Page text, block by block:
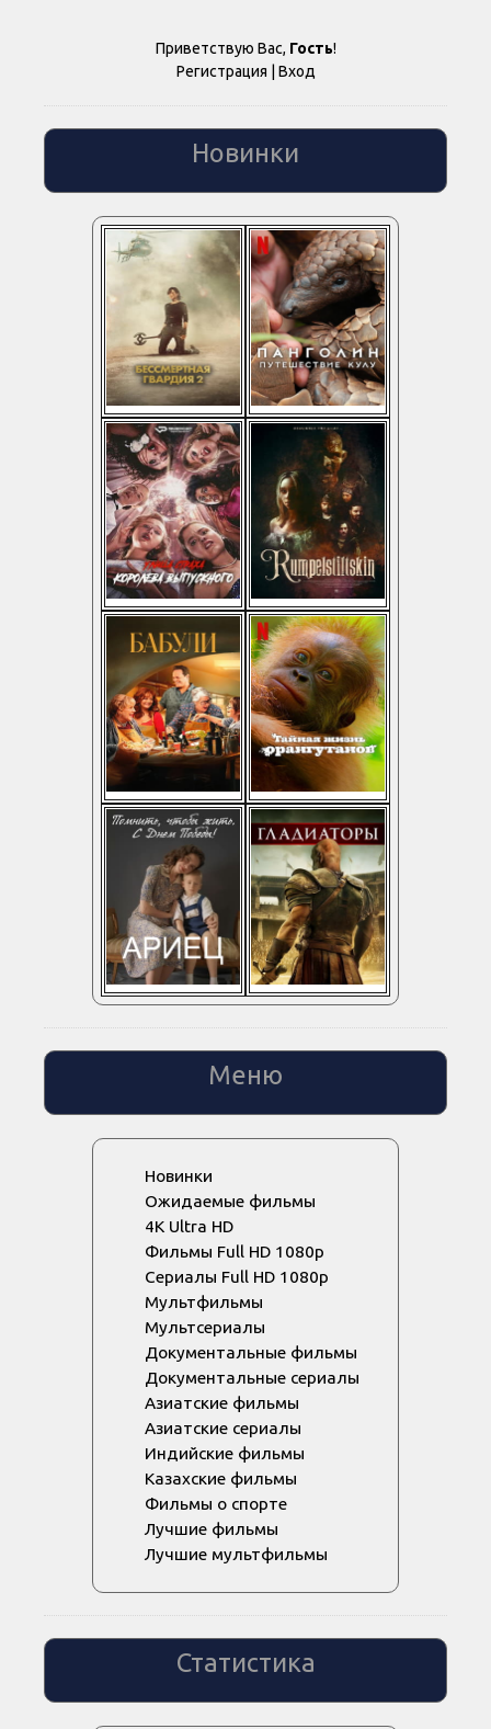
Приветствую Вас, Гость!
Регистрация
Вход
Новинки
Меню
Новинки
Ожидаемые фильмы
4K Ultra HD
Фильмы Full HD 1080p
Сериалы Full HD 1080p
Мультфильмы
Мультсериалы
Документальные фильмы
Документальные сериалы
Азиатские фильмы
Азиатские сериалы
Индийские фильмы
Казахские фильмы
Фильмы о спорте
Лучшие фильмы
Лучшие мультфильмы
Статистика